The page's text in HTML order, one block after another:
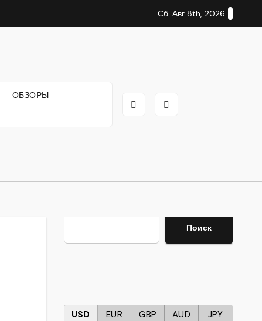
Сб. Авг 8th, 2026
ОБЗОРЫ
Поиск
USD EUR GBP AUD JPY